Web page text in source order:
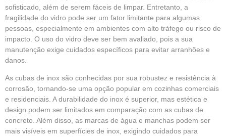
sofisticado, além de serem fáceis de limpar. Entretanto, a
fragilidade do vidro pode ser um fator limitante para algumas
pessoas, especialmente em ambientes com alto tráfego ou risco de
impacto. O uso do vidro deve ser bem avaliado, pois a sua
manutenção exige cuidados específicos para evitar arranhões e
danos.
As cubas de inox são conhecidas por sua robustez e resistência à
corrosão, tornando-se uma opção popular em cozinhas comerciais
e residenciais. A durabilidade do inox é superior, mas estética e
design podem ser limitados em comparação com as cubas de
concreto. Além disso, as marcas de água e manchas podem ser
mais visíveis em superfícies de inox, exigindo cuidados para